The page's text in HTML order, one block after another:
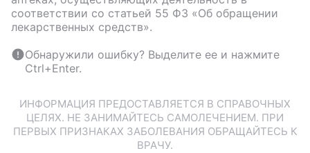
соответствии со статьей 55 ФЗ «Об обращении
лекарственных средств».
Обнаружили ошибку? Выделите ее и нажмите
Ctrl+Enter.
ИНФОРМАЦИЯ ПРЕДОСТАВЛЯЕТСЯ В СПРАВОЧНЫХ
ЦЕЛЯХ. НЕ ЗАНИМАЙТЕСЬ САМОЛЕЧЕНИЕМ. ПРИ
ПЕРВЫХ ПРИЗНАКАХ ЗАБОЛЕВАНИЯ ОБРАЩАЙТЕСЬ К
ВРАЧУ.